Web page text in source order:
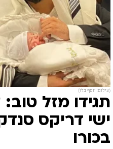
(צילום: יוסף בלו)
תגידו מזל
ישי דריקס
בכורו